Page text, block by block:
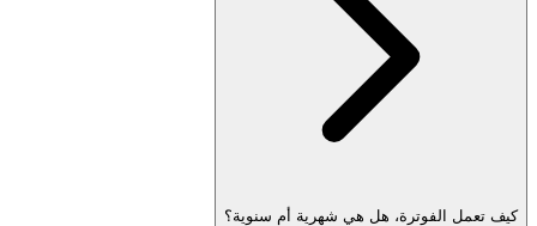
كيف تعمل الفوترة، هل هي شهرية أم سنوية؟